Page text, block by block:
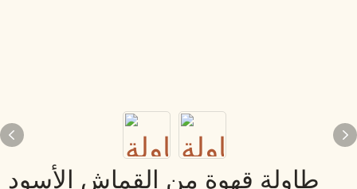
طاولة قهوة من القماش الأسود